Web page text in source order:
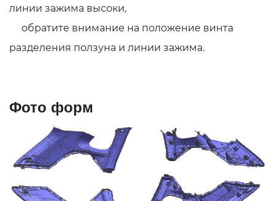
линии зажима высоки,
обратите внимание на положение винта
разделения ползуна и линии зажима.
Фото форм